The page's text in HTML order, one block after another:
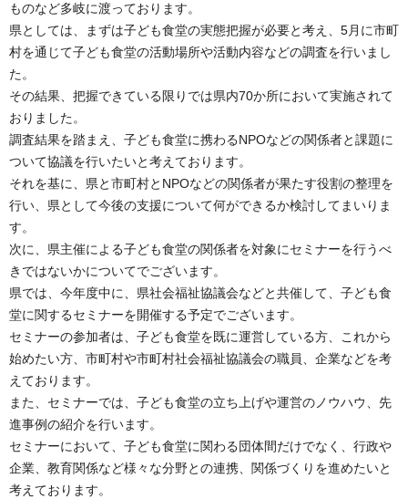
ものなど多岐に渡っております。
県としては、まずは子ども食堂の実態把握が必要と考え、5月に市町
村を通じて子ども食堂の活動場所や活動内容などの調査を行いまし
た。
その結果、把握できている限りでは県内70か所において実施されて
おりました。
調査結果を踏まえ、子ども食堂に携わるNPOなどの関係者と課題に
ついて協議を行いたいと考えております。
それを基に、県と市町村とNPOなどの関係者が果たす役割の整理を
行い、県として今後の支援について何ができるか検討してまいりま
す。
次に、県主催による子ども食堂の関係者を対象にセミナーを行うべ
きではないかについてでございます。
県では、今年度中に、県社会福祉協議会などと共催して、子ども食
堂に関するセミナーを開催する予定でございます。
セミナーの参加者は、子ども食堂を既に運営している方、これから
始めたい方、市町村や市町村社会福祉協議会の職員、企業などを考
えております。
また、セミナーでは、子ども食堂の立ち上げや運営のノウハウ、先
進事例の紹介を行います。
セミナーにおいて、子ども食堂に関わる団体間だけでなく、行政や
企業、教育関係など様々な分野との連携、関係づくりを進めたいと
考えております。